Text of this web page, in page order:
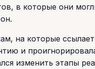
в которые они
на которые
и
изменить этапы